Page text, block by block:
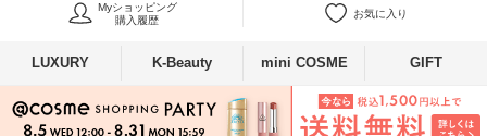
Myショッピング
購入履歴
お気に入り
LUXURY K-Beauty mini COSME GIFT